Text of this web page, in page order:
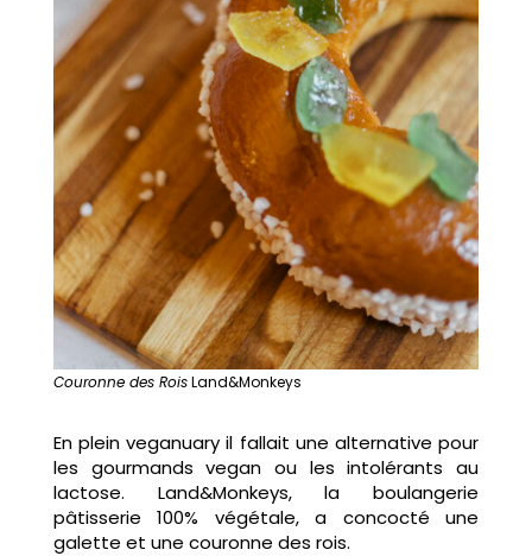
Couronne des RoisLand&Monkeys
En plein veganuary il fallait une alternative pour
les gourmands vegan ou les intolérants au
lactose. Land&Monkeys, la boulangerie
pâtisserie 100% végétale, a concocté une
galette et une couronne des rois.